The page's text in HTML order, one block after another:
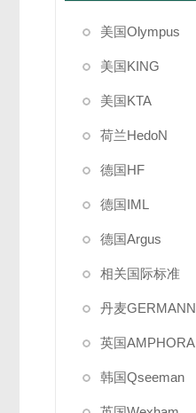
美国Olympus
美国KING
美国KTA
荷兰HedoN
德国HF
德国IML
德国Argus
相关国际标准
丹麦GERMANN
英国AMPHORA
韩国Qseeman